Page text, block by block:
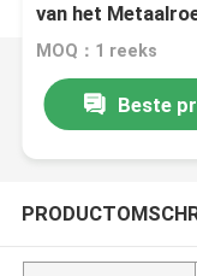
van het
MOQ：1 reeks
Beste